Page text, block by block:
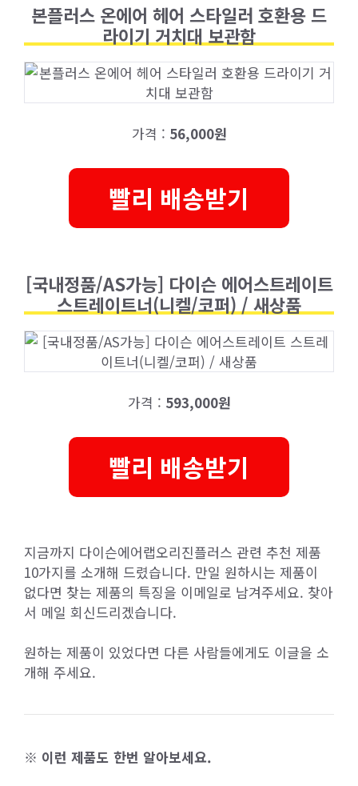
본플러스 온에어 헤어 스타일러 호환용 드
라이기 거치대 보관함
가격 : 56,000원
빨리 배송받기
[국내정품/AS가능] 다이슨 에어스트레이트
스트레이트너(니켈/코퍼) / 새상품
가격 : 593,000원
빨리 배송받기
지금까지 다이슨에어랩오리진플러스 관련 추천 제품
10가지를 소개해 드렸습니다. 만일 원하시는 제품이
없다면 찾는 제품의 특징을 이메일로 남겨주세요. 찾아
서 메일 회신드리겠습니다.
원하는 제품이 있었다면 다른 사람들에게도 이글을 소
개해 주세요.
※ 이런 제품도 한번 알아보세요.